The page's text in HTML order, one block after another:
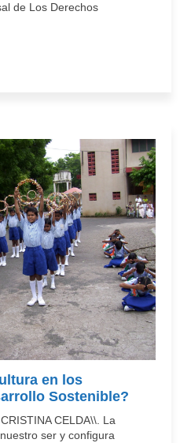
de Los Derechos
en los
Sostenible?
CELDA\\. La
ser y configura